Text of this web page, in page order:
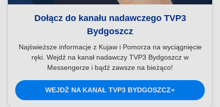
Dołącz do kanału nadawczego TVP3
Bydgoszcz
Najświeższe informacje z Kujaw i Pomorza na wyciągnięcie
ręki. Wejdź na kanał nadawczy TVP3 Bydgoszcz w
Messengerze i bądź zawsze na bieżąco!
WEJDŹ NA KANAŁ TVP3 BYDGOSZCZ»